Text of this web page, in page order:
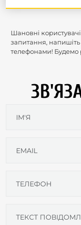
Шановні
запитання,
телефонами! Будемо